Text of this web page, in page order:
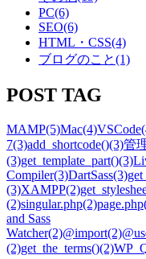
PC(6)
SEO(6)
HTML・CSS(4)
ブログのこと(1)
POST TAG
MAMP(5)Mac(4)VSCode
7(3)add_shortcode()(3)管
(3)get_template_part()(3)
Compiler(3)DartSass(3)
(3)XAMPP(2)
(2)singular.php(2)page.php
and Sass
Watcher(2)@import(2)
(2)get_the_terms()(2)